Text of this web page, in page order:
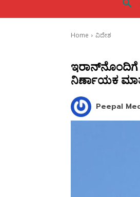
Home ವಿದೇಶ
ಇರಾನ್‌ನೊಂದಿಗೆ
ನಿರ್ಣಾಯಕ
Peepal